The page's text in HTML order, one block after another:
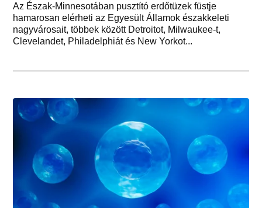
Az Észak-Minnesotában pusztító erdőtüzek füstje
hamarosan elérheti az Egyesült Államok északkeleti
nagyvárosait, többek között Detroitot, Milwaukee-t,
Clevelandet, Philadelphiát és New Yorkot...